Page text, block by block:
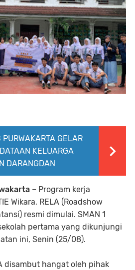
PURWAKARTA GELAR
KELUARGA
DARANGDAN
– Program kerja
Wikara, RELA (Roadshow
resmi dimulai. SMAN 1
pertama yang dikunjungi
ini, Senin (25/08).
disambut hangat oleh pihak